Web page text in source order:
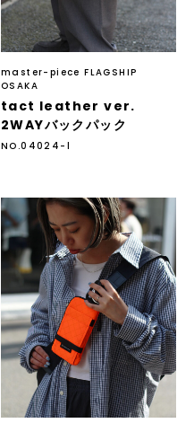
master-piece FLAGSHIP
OSAKA
tact leather ver.
2WAYバックパック
NO.04024-l